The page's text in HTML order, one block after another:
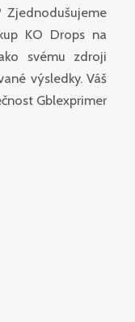
Zjednodušujeme
KO Drops na
svému zdroji
výsledky. Váš
Gblexprimer